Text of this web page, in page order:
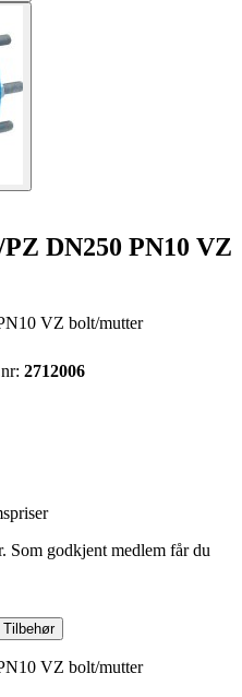
DN250 PN10 VZ
VZ bolt/mutter
2712006
Som godkjent medlem får du
Tilbehør
VZ bolt/mutter